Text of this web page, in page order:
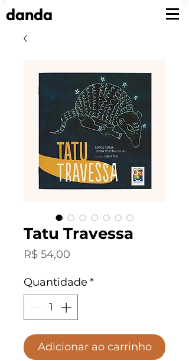
danda
Tatu Travessa
R$ 54,00
Quantidade *
Adicionar ao carrinho